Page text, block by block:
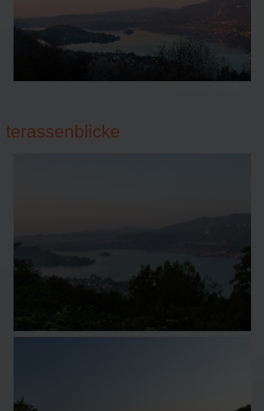
terassenblicke